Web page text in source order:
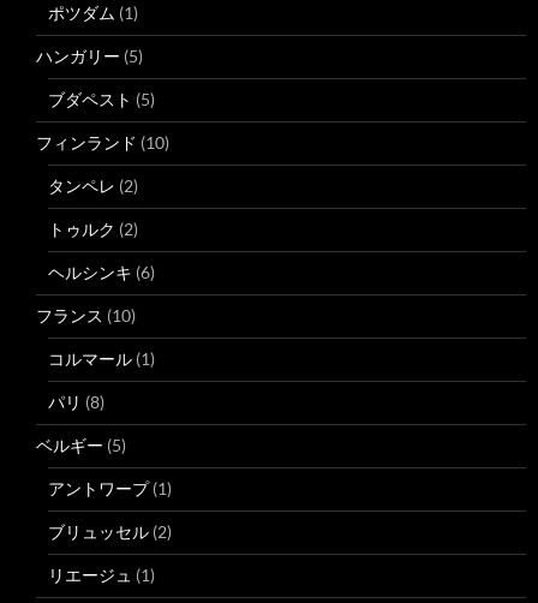
ポツダム (1)
ハンガリー (5)
ブダペスト (5)
フィンランド (10)
タンペレ (2)
トゥルク (2)
ヘルシンキ (6)
フランス (10)
コルマール (1)
パリ (8)
ベルギー (5)
アントワープ(1)
ブリュッセル (2)
リエージュ (1)